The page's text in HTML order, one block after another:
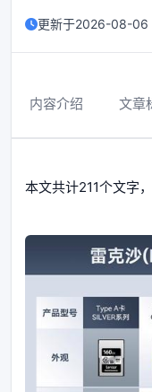
更新于2026-08-06
内容介绍 文章
本文共计211个文字